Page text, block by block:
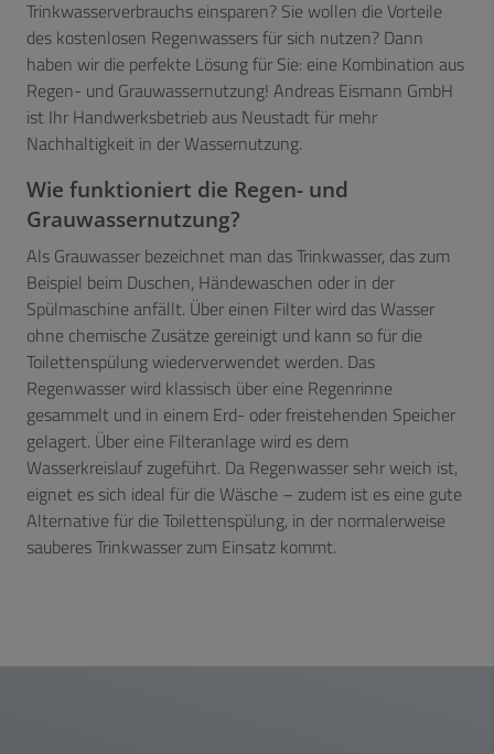
Trinkwasserverbrauchs einsparen? Sie wollen die Vorteile
des kostenlosen Regenwassers für sich nutzen? Dann
haben wir die perfekte Lösung für Sie: eine Kombination aus
Regen- und Grauwassernutzung! Andreas Eismann GmbH
ist Ihr Handwerksbetrieb aus Neustadt für mehr
Nachhaltigkeit in der Wassernutzung.
Wie funktioniert die Regen- und
Grauwassernutzung?
Als Grauwasser bezeichnet man das Trinkwasser, das zum
Beispiel beim Duschen, Händewaschen oder in der
Spülmaschine anfällt. Über einen Filter wird das Wasser
ohne chemische Zusätze gereinigt und kann so für die
Toilettenspülung wiederverwendet werden. Das
Regenwasser wird klassisch über eine Regenrinne
gesammelt und in einem Erd- oder freistehenden Speicher
gelagert. Über eine Filteranlage wird es dem
Wasserkreislauf zugeführt. Da Regenwasser sehr weich ist,
eignet es sich ideal für die Wäsche – zudem ist es eine gute
Alternative für die Toilettenspülung, in der normalerweise
sauberes Trinkwasser zum Einsatz kommt.